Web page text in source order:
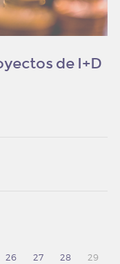
de I+D
26 27 28 29